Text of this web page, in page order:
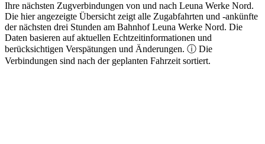
Ihre nächsten Zugverbindungen von und nach Leuna Werke Nord.
Die hier angezeigte Übersicht zeigt alle Zugabfahrten und -ankünfte
der nächsten drei Stunden am Bahnhof Leuna Werke Nord. Die
Daten basieren auf aktuellen Echtzeitinformationen und
berücksichtigen Verspätungen und Änderungen. ⓘ Die
Verbindungen sind nach der geplanten Fahrzeit sortiert.